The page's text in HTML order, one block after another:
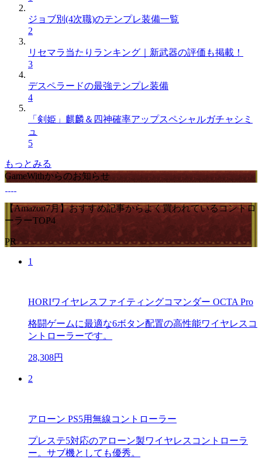
ジョブ別(4次職)のテンプレ装備一覧
2
リセマラ当たりランキング｜新武器の評価も掲載！
3
デスペラードの最強テンプレ装備
4
「剣姫」麒麟＆四神確率アップスペシャルガチャシミ
ュ
5
もっとみる
GameWithからのお知らせ
【Amazon7月】おすすめ記事からよく買われているコントロ
ーラーTOP4
PR
1
HORIワイヤレスファイティングコマンダー OCTA Pro
格闘ゲームに最適な6ボタン配置の高性能ワイヤレスコ
ントローラーです。
28,308円
2
アローン PS5用無線コントローラー
プレステ5対応のアローン製ワイヤレスコントローラ
ー。サブ機としても優秀。